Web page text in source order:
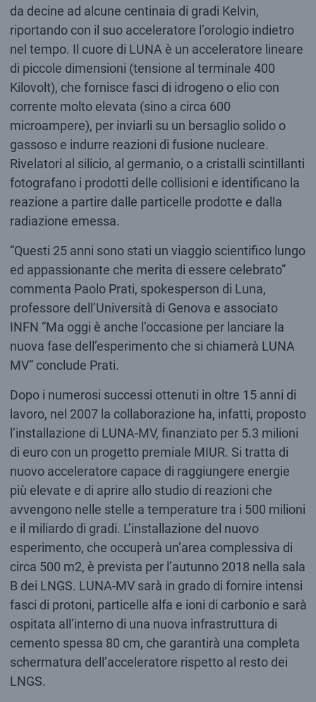
da decine ad alcune centinaia di gradi Kelvin,
riportando con il suo acceleratore l’orologio indietro
nel tempo. Il cuore di LUNA è un acceleratore lineare
di piccole dimensioni (tensione al terminale 400
Kilovolt), che fornisce fasci di idrogeno o elio con
corrente molto elevata (sino a circa 600
microampere), per inviarli su un bersaglio solido o
gassoso e indurre reazioni di fusione nucleare.
Rivelatori al silicio, al germanio, o a cristalli scintillanti
fotografano i prodotti delle collisioni e identificano la
reazione a partire dalle particelle prodotte e dalla
radiazione emessa.
“Questi 25 anni sono stati un viaggio scientifico lungo
ed appassionante che merita di essere celebrato”
commenta Paolo Prati, spokesperson di Luna,
professore dell’Università di Genova e associato
INFN “Ma oggi è anche l’occasione per lanciare la
nuova fase dell’esperimento che si chiamerà LUNA
MV” conclude Prati.
Dopo i numerosi successi ottenuti in oltre 15 anni di
lavoro, nel 2007 la collaborazione ha, infatti, proposto
l’installazione di LUNA-MV, finanziato per 5.3 milioni
di euro con un progetto premiale MIUR. Si tratta di
nuovo acceleratore capace di raggiungere energie
più elevate e di aprire allo studio di reazioni che
avvengono nelle stelle a temperature tra i 500 milioni
e il miliardo di gradi. L’installazione del nuovo
esperimento, che occuperà un’area complessiva di
circa 500 m2, è prevista per l’autunno 2018 nella sala
B dei LNGS. LUNA-MV sarà in grado di fornire intensi
fasci di protoni, particelle alfa e ioni di carbonio e sarà
ospitata all’interno di una nuova infrastruttura di
cemento spessa 80 cm, che garantirà una completa
schermatura dell’acceleratore rispetto al resto dei
LNGS.